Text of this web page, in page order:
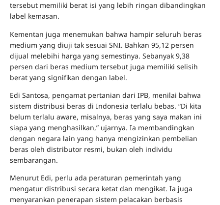
tersebut memiliki berat isi yang lebih ringan dibandingkan
label kemasan.
Kementan juga menemukan bahwa hampir seluruh beras
medium yang diuji tak sesuai SNI. Bahkan 95,12 persen
dijual melebihi harga yang semestinya. Sebanyak 9,38
persen dari beras medium tersebut juga memiliki selisih
berat yang signifikan dengan label.
Edi Santosa, pengamat pertanian dari IPB, menilai bahwa
sistem distribusi beras di Indonesia terlalu bebas. “Di kita
belum terlalu aware, misalnya, beras yang saya makan ini
siapa yang menghasilkan,” ujarnya. Ia membandingkan
dengan negara lain yang hanya mengizinkan pembelian
beras oleh distributor resmi, bukan oleh individu
sembarangan.
Menurut Edi, perlu ada peraturan pemerintah yang
mengatur distribusi secara ketat dan mengikat. Ia juga
menyarankan penerapan sistem pelacakan berbasis